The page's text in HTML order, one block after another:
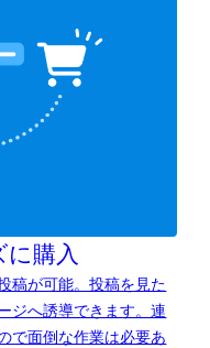
に購入
稿が可能。投稿を見た
ジへ誘導できます。連
で面倒な作業は必要あ